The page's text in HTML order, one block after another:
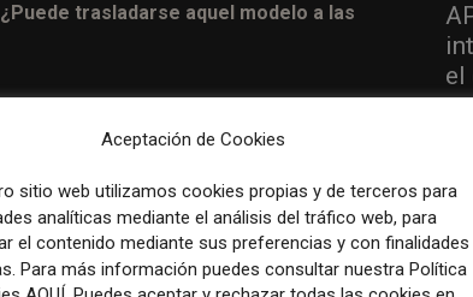
trasladarse aquel modelo a las
para captar suscriptores
es The Telegraph. The Telegraph ha
el
31
Aceptación de Cookies
sitio web utilizamos cookies propias y de terceros para
analíticas mediante el análisis del tráfico web, para
el contenido mediante sus preferencias y con finalidades
Para más información puedes consultar nuestra Política